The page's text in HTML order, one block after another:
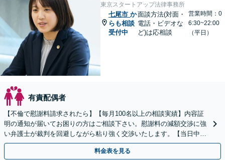
東京スタートアップ法律事務所
七尾市 か
らも相談
受付中
面談方法(対面・
電話・ビデオな
ど)は応相談
営業時間：0
6:30~22:00
（平日）
有責配偶者
【不倫で慰謝料請求されたら】【毎月100名以上の相談実績】内容証
明の通知が届いてお困りの方はご相談下さい。慰謝料の減額交渉に強
い弁護士が裁判を回避しながら粘り強く交渉いたします。【当日中の
相談可(予約制)】【全国対応】
料金表を見る